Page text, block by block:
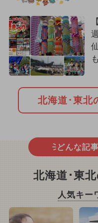
北海道･東北
どんな記
北海道･東
人気キー